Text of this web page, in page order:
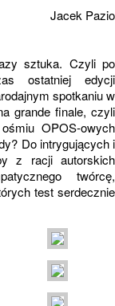
Jacek Pazio
sztuka. Czyli po
ostatniej edycji
spotkaniu w
grande finale, czyli
OPOS-owych
Do intrygujących i
z racji autorskich
twórcę,
test serdecznie